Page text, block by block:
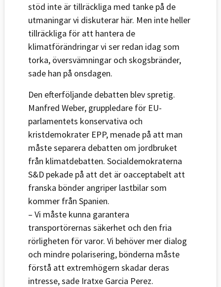
stöd inte är tillräckliga med tanke på de
utmaningar vi diskuterar här. Men inte heller
tillräckliga för att hantera de
klimatförändringar vi ser redan idag som
torka, översvämningar och skogsbränder,
sade han på onsdagen.
Den efterföljande debatten blev spretig.
Manfred Weber, gruppledare för EU-
parlamentets konservativa och
kristdemokrater EPP, menade på att man
måste separera debatten om jordbruket
från klimatdebatten. Socialdemokraterna
S&D pekade på att det är oacceptabelt att
franska bönder angriper lastbilar som
kommer från Spanien.
– Vi måste kunna garantera
transportörernas säkerhet och den fria
rörligheten för varor. Vi behöver mer dialog
och mindre polarisering, bönderna måste
förstå att extremhögern skadar deras
intresse, sade Iratxe Garcia Perez.